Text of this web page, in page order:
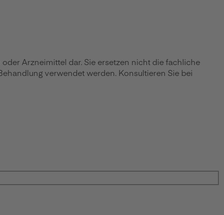
Arzneimittel dar. Sie ersetzen nicht die fachliche
verwendet werden. Konsultieren Sie bei